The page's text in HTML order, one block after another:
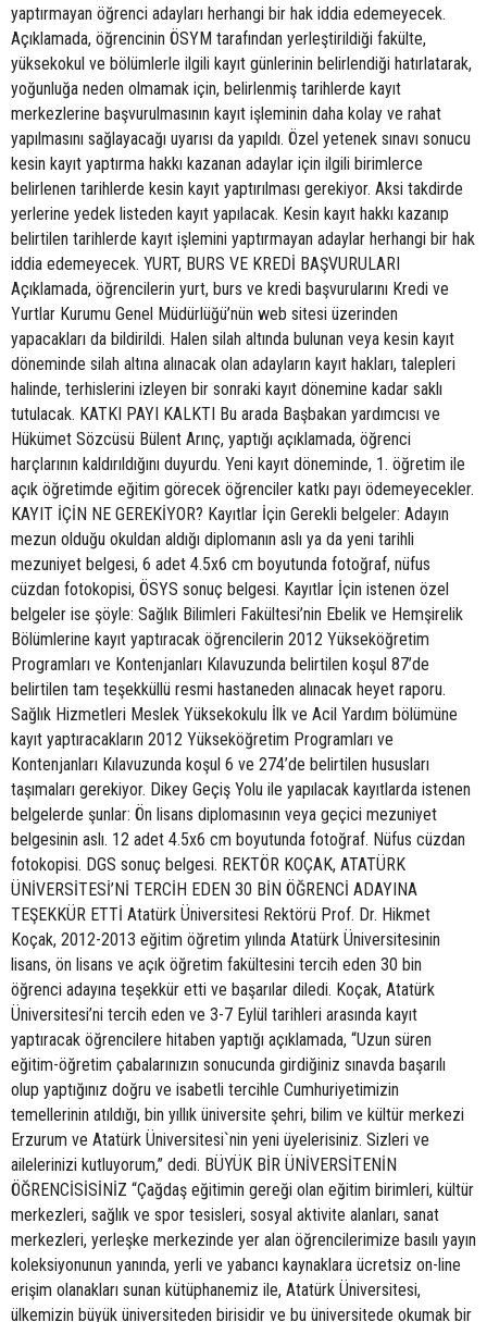
yaptırmayan öğrenci adayları herhangi bir hak iddia edemeyecek.
Açıklamada, öğrencinin ÖSYM tarafından yerleştirildiği fakülte,
yüksekokul ve bölümlerle ilgili kayıt günlerinin belirlendiği hatırlatarak,
yoğunluğa neden olmamak için, belirlenmiş tarihlerde kayıt
merkezlerine başvurulmasının kayıt işleminin daha kolay ve rahat
yapılmasını sağlayacağı uyarısı da yapıldı. Özel yetenek sınavı sonucu
kesin kayıt yaptırma hakkı kazanan adaylar için ilgili birimlerce
belirlenen tarihlerde kesin kayıt yaptırılması gerekiyor. Aksi takdirde
yerlerine yedek listeden kayıt yapılacak. Kesin kayıt hakkı kazanıp
belirtilen tarihlerde kayıt işlemini yaptırmayan adaylar herhangi bir hak
iddia edemeyecek. YURT, BURS VE KREDİ BAŞVURULARI
Açıklamada, öğrencilerin yurt, burs ve kredi başvurularını Kredi ve
Yurtlar Kurumu Genel Müdürlüğü’nün web sitesi üzerinden
yapacakları da bildirildi. Halen silah altında bulunan veya kesin kayıt
döneminde silah altına alınacak olan adayların kayıt hakları, talepleri
halinde, terhislerini izleyen bir sonraki kayıt dönemine kadar saklı
tutulacak. KATKI PAYI KALKTI Bu arada Başbakan yardımcısı ve
Hükümet Sözcüsü Bülent Arınç, yaptığı açıklamada, öğrenci
harçlarının kaldırıldığını duyurdu. Yeni kayıt döneminde, 1. öğretim ile
açık öğretimde eğitim görecek öğrenciler katkı payı ödemeyecekler.
KAYIT İÇİN NE GEREKİYOR? Kayıtlar İçin Gerekli belgeler: Adayın
mezun olduğu okuldan aldığı diplomanın aslı ya da yeni tarihli
mezuniyet belgesi, 6 adet 4.5x6 cm boyutunda fotoğraf, nüfus
cüzdan fotokopisi, ÖSYS sonuç belgesi. Kayıtlar İçin istenen özel
belgeler ise şöyle: Sağlık Bilimleri Fakültesi’nin Ebelik ve Hemşirelik
Bölümlerine kayıt yaptıracak öğrencilerin 2012 Yükseköğretim
Programları ve Kontenjanları Kılavuzunda belirtilen koşul 87’de
belirtilen tam teşekküllü resmi hastaneden alınacak heyet raporu.
Sağlık Hizmetleri Meslek Yüksekokulu İlk ve Acil Yardım bölümüne
kayıt yaptıracakların 2012 Yükseköğretim Programları ve
Kontenjanları Kılavuzunda koşul 6 ve 274’de belirtilen hususları
taşımaları gerekiyor. Dikey Geçiş Yolu ile yapılacak kayıtlarda istenen
belgelerde şunlar: Ön lisans diplomasının veya geçici mezuniyet
belgesinin aslı. 12 adet 4.5x6 cm boyutunda fotoğraf. Nüfus cüzdan
fotokopisi. DGS sonuç belgesi. REKTÖR KOÇAK, ATATÜRK
ÜNİVERSİTESİ’Nİ TERCİH EDEN 30 BİN ÖĞRENCİ ADAYINA
TEŞEKKÜR ETTİ Atatürk Üniversitesi Rektörü Prof. Dr. Hikmet
Koçak, 2012-2013 eğitim öğretim yılında Atatürk Üniversitesinin
lisans, ön lisans ve açık öğretim fakültesini tercih eden 30 bin
öğrenci adayına teşekkür etti ve başarılar diledi. Koçak, Atatürk
Üniversitesi’ni tercih eden ve 3-7 Eylül tarihleri arasında kayıt
yaptıracak öğrencilere hitaben yaptığı açıklamada, “Uzun süren
eğitim-öğretim çabalarınızın sonucunda girdiğiniz sınavda başarılı
olup yaptığınız doğru ve isabetli tercihle Cumhuriyetimizin
temellerinin atıldığı, bin yıllık üniversite şehri, bilim ve kültür merkezi
Erzurum ve Atatürk Üniversitesi`nin yeni üyelerisiniz. Sizleri ve
ailelerinizi kutluyorum,” dedi. BÜYÜK BİR ÜNİVERSİTENİN
ÖĞRENCİSİSİNİZ “Çağdaş eğitimin gereği olan eğitim birimleri, kültür
merkezleri, sağlık ve spor tesisleri, sosyal aktivite alanları, sanat
merkezleri, yerleşke merkezinde yer alan öğrencilerimize basılı yayın
koleksiyonunun yanında, yerli ve yabancı kaynaklara ücretsiz on-line
erişim olanakları sunan kütüphanemiz ile, Atatürk Üniversitesi,
ülkemizin büyük üniversiteden birisidir ve bu üniversitede okumak bir